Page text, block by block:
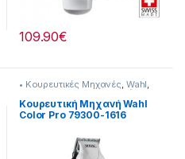
109.90€
• Κουρευτικές Μηχανές, Wahl,
Για τον Ανδρα Προσωπική
Φροντίδα
Κουρευτική Μηχανή Wahl
Color Pro 79300-1616